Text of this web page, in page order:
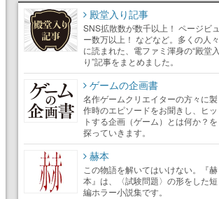
殿堂入り記事
SNS拡散数が数千以上！ ページビュ
ー数万以上！ などなど。多くの人々
に読まれた、電ファミ渾身の“殿堂入
り”記事をまとめました。
ゲームの企画書
名作ゲームクリエイターの方々に製
作時のエピソードをお聞きし、ヒッ
トする企画（ゲーム）とは何か？を
探っていきます。
赫本
この物語を解いてはいけない。『赫
本』は、〈試験問題〉の形をした短
編ホラー小説集です。